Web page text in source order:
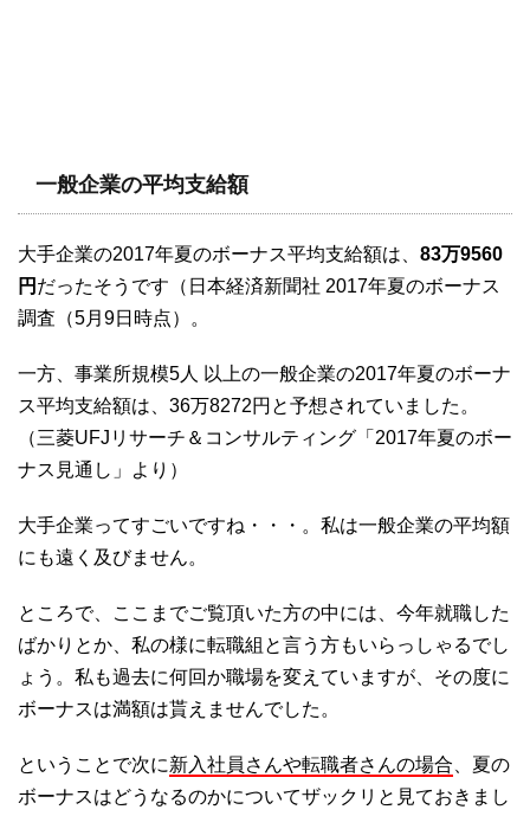
一般企業の平均支給額
大手企業の2017年夏のボーナス平均支給額は、 83万9560
円 だったそうです（日本経済新聞社 2017年夏のボーナス
調査（5月9日時点）。
一方、事業所規模5人 以上の一般企業の2017年夏のボーナ
ス平均支給額は、36万8272円と予想されていました。
（三菱UFJリサーチ＆コンサルティング「2017年夏のボー
ナス見通し」より）
大手企業ってすごいですね・・・。私は一般企業の平均額
にも遠く及びません。
ところで、ここまでご覧頂いた方の中には、今年就職した
ばかりとか、私の様に転職組と言う方もいらっしゃるでし
ょう。私も過去に何回か職場を変えていますが、その度に
ボーナスは満額は貰えませんでした。
ということで次に新入社員さんや転職者さんの場合 、夏の
ボーナスはどうなるのかについてザックリと見ておきまし